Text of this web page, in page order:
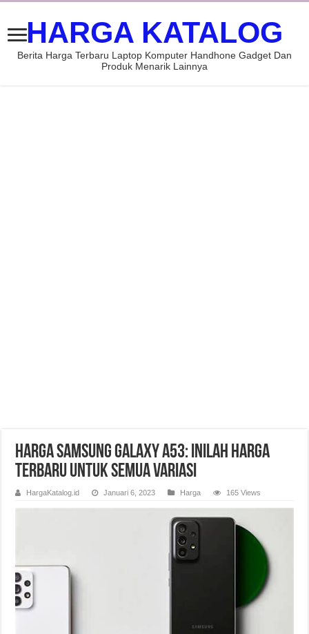
HARGA KATALOG
Berita Harga Terbaru Laptop Komputer Handhone Gadget Dan
Produk Menarik Lainnya
Harga Samsung Galaxy A53: Inilah Harga
Terbaru Untuk Semua Variasi
HargaKatalog.id Januari 6, 2023 Harga 165 Views